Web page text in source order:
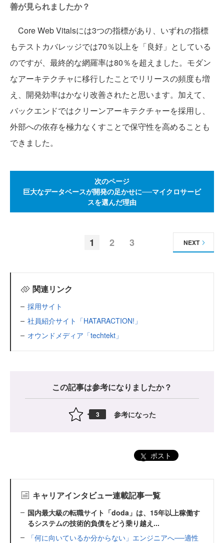
善が見られましたか？
Core Web Vitalsには3つの指標があり、いずれの指標
もテストカバレッジでは70％以上を「良好」としている
のですが、最終的な網羅率は80％を超えました。モダン
なアーキテクチャに移行したことでリリースの頻度も増
え、開発効率はかなり改善されたと思います。加えて、
バックエンドではクリーンアーキテクチャーを採用し、
外部への依存を極力なくすことで保守性を高めることも
できました。
次のページ
巨大なデータベースが開発の足かせに──マイクロサービ
スを選んだ理由
1 2 3 NEXT
関連リンク
採用サイト
社員紹介サイト「HATARACTION!」
オウンドメディア「techtekt」
この記事は参考になりましたか？
3 参考になった
ポスト
キャリアインタビュー連載記事一覧
国内最大級の転職サイト「doda」は、15年以上稼働す
るシステムの技術的負債をどう乗り越え...
「何に向いているか分からない」エンジニアへ──適性